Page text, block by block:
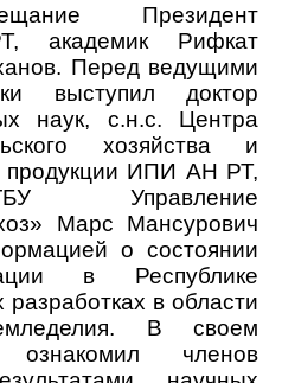
Президент
академик Рифкат
Перед ведущими
выступил доктор
наук, с.н.с. Центра
хозяйства и
продукции ИПИ АН РТ,
Управление
Марс Мансурович
о состоянии
в Республике
разработках в области
В своем
членов